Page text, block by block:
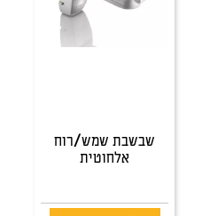
שבשבת שמש/רוח
אלחוטית